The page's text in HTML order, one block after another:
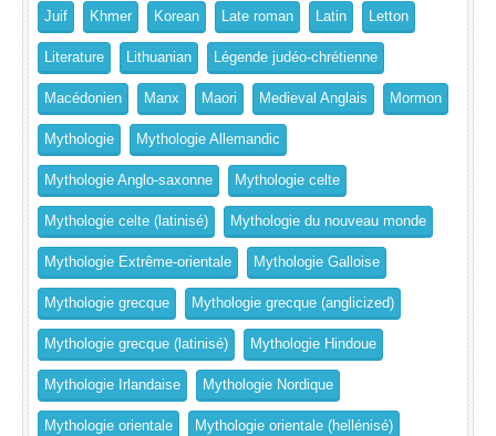
Juif Khmer Korean Late roman Latin Letton
Literature Lithuanian Légende judéo-chrétienne
Macédonien Manx Maori Medieval Anglais Mormon
Mythologie Mythologie Allemandic
Mythologie Anglo-saxonne Mythologie celte
Mythologie celte (latinisé) Mythologie du nouveau monde
Mythologie Extrême-orientale Mythologie Galloise
Mythologie grecque Mythologie grecque (anglicized)
Mythologie grecque (latinisé) Mythologie Hindoue
Mythologie Irlandaise Mythologie Nordique
Mythologie orientale Mythologie orientale (hellénisé)